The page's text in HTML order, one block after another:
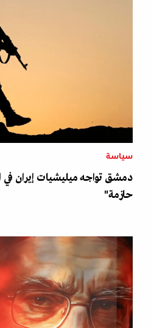
سياسة
دمشق تواجه ميليشيات إيران في
حازمة"